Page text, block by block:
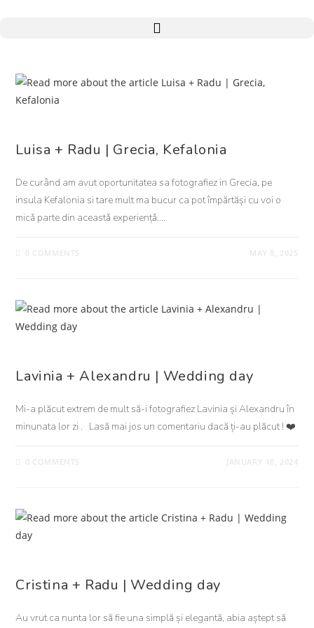
Luisa + Radu | Grecia, Kefalonia
De curând am avut oportunitatea sa fotografiez in Grecia, pe
insula Kefalonia si tare mult ma bucur ca pot împărtăși cu voi o
micǎ parte din aceastǎ experiențǎ.…
0 COMMENTS MAY 8, 2025
Lavinia + Alexandru | Wedding day
Mi-a plăcut extrem de mult să-i fotografiez Lavinia și Alexandru în
minunata lor zi . Lasă mai jos un comentariu dacă ți-au plăcut ! ❤️
0 COMMENTS JANUARY 10, 2024
Cristina + Radu | Wedding day
Au vrut ca nunta lor să fie una simplă și elegantă, abia aștept să